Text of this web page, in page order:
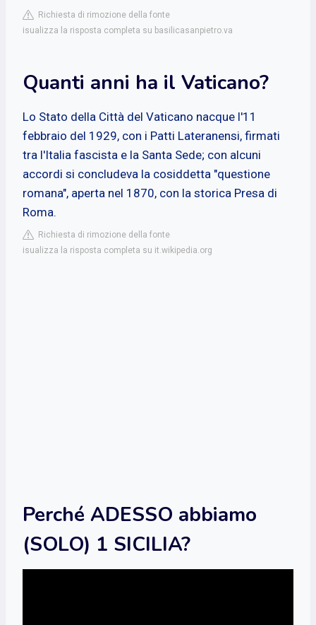
Richiesta di rimozione della fonte
isualizza la risposta completa su basilicasanpietro.va
Quanti anni ha il Vaticano?
Lo Stato della Città del Vaticano nacque l'11
febbraio del 1929, con i Patti Lateranensi, firmati
tra l'Italia fascista e la Santa Sede; con alcuni
accordi si concludeva la cosiddetta "questione
romana", aperta nel 1870, con la storica Presa di
Roma.
Richiesta di rimozione della fonte
isualizza la risposta completa su it.wikipedia.org
Perché ADESSO abbiamo
(SOLO) 1 SICILIA?